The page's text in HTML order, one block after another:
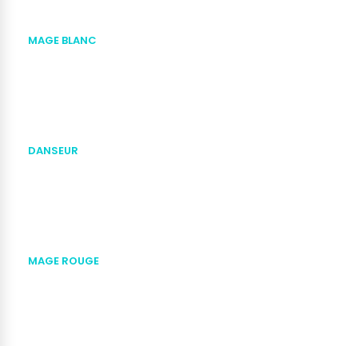
MAGE BLANC
DANSEUR
MAGE ROUGE